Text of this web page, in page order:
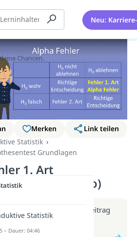
Neu:
Merken
Link teilen
Statistik
Grundlagen
1. Art
(Video)
Infos erhältst du im Beitrag
Video
Beitrag: Fehler 1. Art
Chancen.
Statistik
– Dauer: 04:46